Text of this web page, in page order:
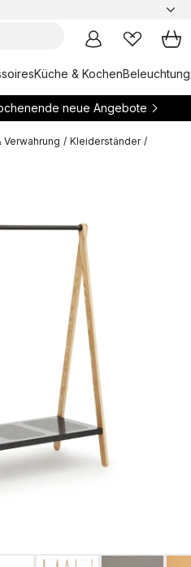
Küche & KochenBeleuchtung
neue Angebote
Verwahrung / Kleiderständer /